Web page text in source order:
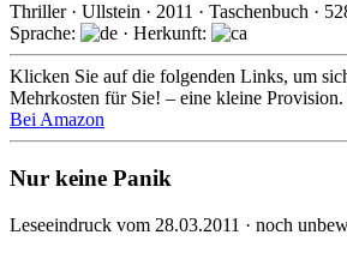
Thriller· Ullstein · 2011 · Taschenbuch ·
Sprache:
· Herkunft:
Klicken Sie auf die folgenden Links, um
Mehrkosten für Sie! – eine kleine
Bei Amazon
Nur keine Panik
Leseeindruck vom 28.03.2011 · noch